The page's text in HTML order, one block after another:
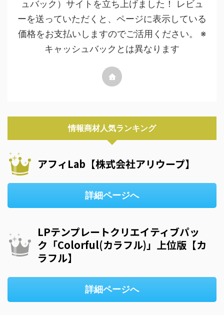
ュバック）サイトを立ち上げました！ レビュ
ーを送っていただくと、ページに表示している
価格をお支払いしますのでご活用ください。 ※
キャッシュバックとは異なります
情報商材人気ランキング
アフィLab【株式会社アリウープ】
詳細ページへ
LPテンプレートクリエイティブパッ
ク「Colorful(カラフル)」上位版【カ
ラフル】
詳細ページへ